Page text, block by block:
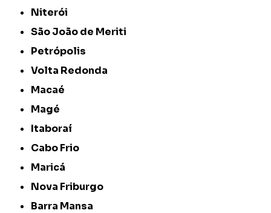
Niterói
São João de Meriti
Petrópolis
Volta Redonda
Macaé
Magé
Itaboraí
Cabo Frio
Maricá
Nova Friburgo
Barra Mansa